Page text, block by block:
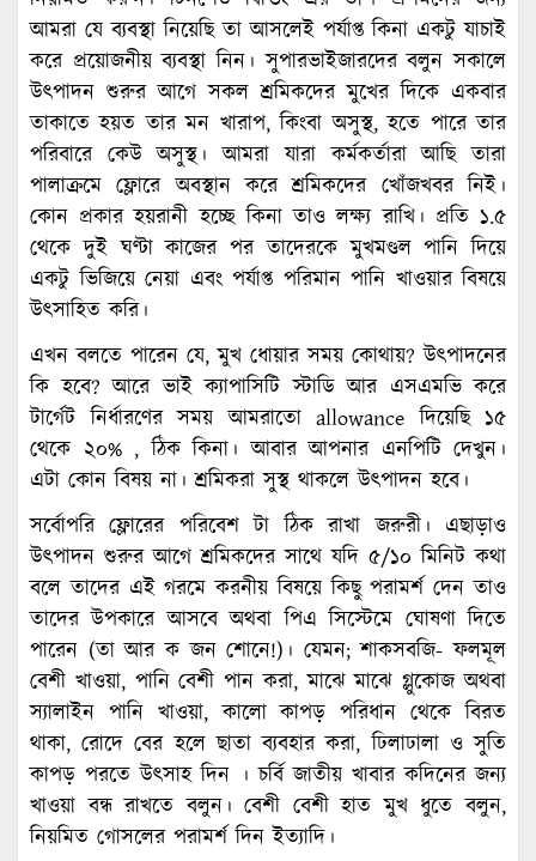
আমরা যে ব্যবস্থা নিয়েছি তা আসলেই পর্যাপ্ত কিনা একটু যাচাই
করে প্রয়োজনীয় ব্যবস্থা নিন। সুপারভাইজারদের বলুন সকালে
উৎপাদন শুরুর আগে সকল শ্রমিকদের মুখের দিকে একবার
তাকাতে হয়ত তার মন খারাপ, কিংবা অসুস্থ, হতে পারে তার
পরিবারে কেউ অসুস্থ। আমরা যারা কর্মকর্তারা আছি তারা
পালাক্রমে ফ্লোরে অবস্থান করে শ্রমিকদের খোঁজখবর নিই।
কোন প্রকার হয়রানী হচ্ছে কিনা তাও লক্ষ্য রাখি। প্রতি ১.৫
থেকে দুই ঘণ্টা কাজের পর তাদেরকে মুখমণ্ডল পানি দিয়ে
একটু ভিজিয়ে নেয়া এবং পর্যাপ্ত পরিমান পানি খাওয়ার বিষয়ে
উৎসাহিত করি।
এখন বলতে পারেন যে, মুখ ধোয়ার সময় কোথায়? উৎপাদনের
কি হবে? আরে ভাই ক্যাপাসিটি স্টাডি আর এসএমভি করে
টার্গেট নির্ধারণের সময় আমরাতো allowance দিয়েছি ১৫
থেকে ২০% , ঠিক কিনা। আবার আপনার এনপিটি দেখুন।
এটা কোন বিষয় না। শ্রমিকরা সুস্থ থাকলে উৎপাদন হবে।
সর্বোপরি ফ্লোরের পরিবেশ টা ঠিক রাখা জরুরী। এছাড়াও
উৎপাদন শুরুর আগে শ্রমিকদের সাথে যদি ৫/১০ মিনিট কথা
বলে তাদের এই গরমে করনীয় বিষয়ে কিছু পরামর্শ দেন তাও
তাদের উপকারে আসবে অথবা পিএ সিস্টেমে ঘোষণা দিতে
পারেন (তা আর ক জন শোনে!)। যেমন; শাকসবজি- ফলমূল
বেশী খাওয়া, পানি বেশী পান করা, মাঝে মাঝে গ্লুকোজ অথবা
স্যালাইন পানি খাওয়া, কালো কাপড় পরিধান থেকে বিরত
থাকা, রোদে বের হলে ছাতা ব্যবহার করা, ঢিলাঢালা ও সুতি
কাপড় পরতে উৎসাহ দিন । চর্বি জাতীয় খাবার কদিনের জন্য
খাওয়া বন্ধ রাখতে বলুন। বেশী বেশী হাত মুখ ধুতে বলুন,
নিয়মিত গোসলের পরামর্শ দিন ইত্যাদি।